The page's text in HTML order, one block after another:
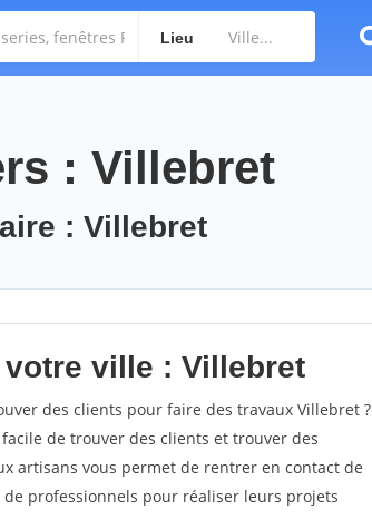
Lieu
: Villebret
: Villebret
ville : Villebret
des clients pour faire des travaux Villebret ?
de trouver des clients et trouver des
artisans vous permet de rentrer en contact de
professionnels pour réaliser leurs projets